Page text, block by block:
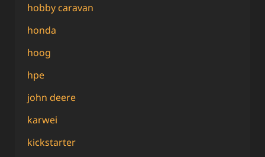
hobby caravan
honda
hoog
hpe
john deere
karwei
kickstarter